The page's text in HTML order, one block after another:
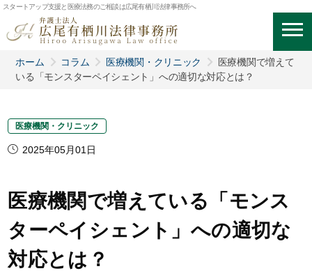
スタートアップ支援と医療法務のご相談は広尾有栖川法律事務所へ
ホーム コラム 医療機関・クリニック
医療機関で増えて
いる「モンスターペイシェント」への適切な対応とは？
医療機関・クリニック
2025年05月01日
医療機関で増えている「モンス
ターペイシェント」への適切な
対応とは？